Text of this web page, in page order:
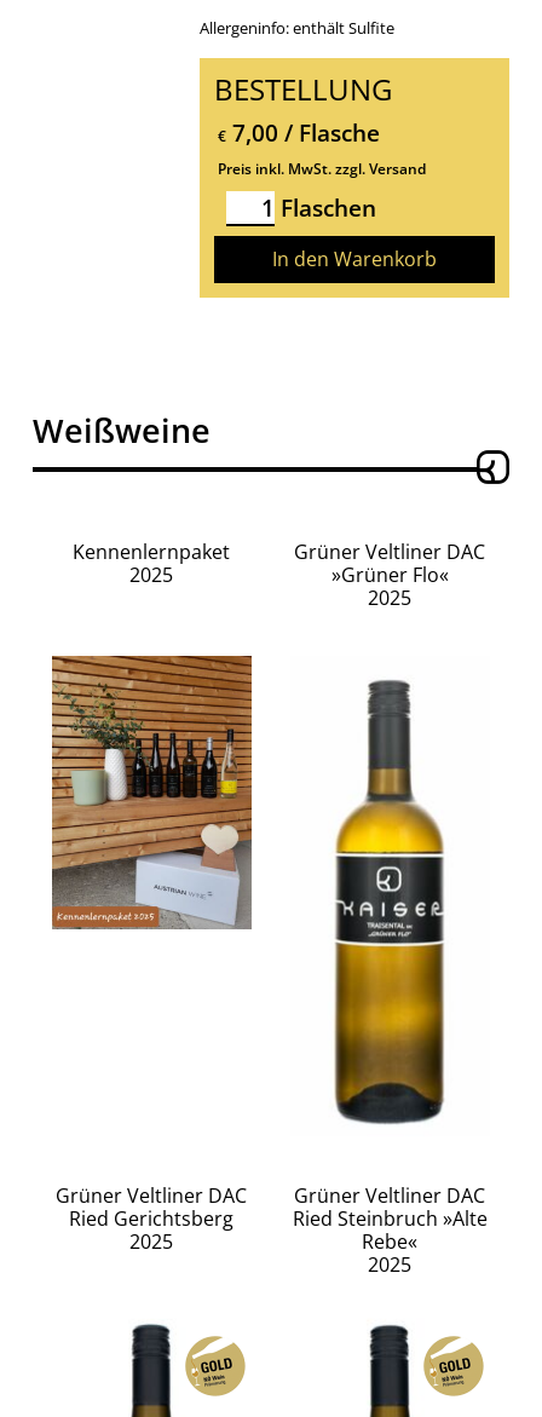
Allergeninfo: enthält Sulfite
BESTELLUNG
€7,00 / Flasche
Preis inkl. MwSt. zzgl. Versand
Flaschen
Weißweine
Kennenlernpaket
2025
Grüner Veltliner DAC
»Grüner Flo«
2025
Grüner Veltliner DAC
Ried Gerichtsberg
2025
Grüner Veltliner DAC
Ried Steinbruch »Alte
Rebe«
2025